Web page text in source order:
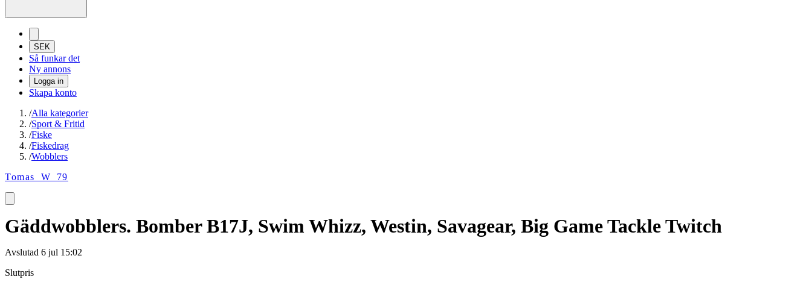
SEK
Så funkar det
Ny annons
Logga in
Skapa konto
/Alla kategorier
/Sport & Fritid
/Fiske
/Fiskedrag
/Wobblers
Tomas_W_79
Gäddwobblers. Bomber B17J, Swim Whizz, Westin, Savagear, Big Game Tackle Twitch
Avslutad 6 jul 15:02
Slutpris